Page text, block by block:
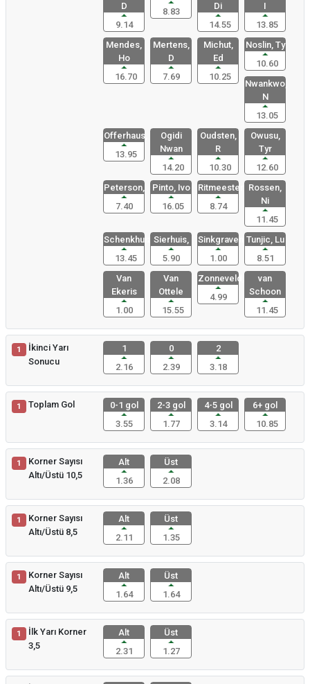
D
9.14
8.83
Di
14.55
I
13.85
Mendes,
Ho
16.70
Mertens,
D
7.69
Michut,
Ed
10.25
Noslin, Ty
10.60
Nwankwo,
N
13.05
Offerhaus,
13.95
Ogidi
Nwan
14.20
Oudsten,
R
10.30
Owusu,
Tyr
12.60
Peterson,
7.40
Pinto, Ivo
16.05
Ritmeester
8.74
Rossen,
Ni
11.45
Schenkhuiz
13.45
Sierhuis,
5.90
Sinkgraven
1.00
Tunjic, Lu
8.51
Van
Ekeris
1.00
Van
Ottele
15.55
Zonneveld,
4.99
van
Schoon
11.45
1
İkinci Yarı
Sonucu
1
2.16
0
2.39
2
3.18
1 Toplam Gol
0-1 gol
3.55
2-3 gol
1.77
4-5 gol
3.14
6+ gol
10.85
1
Korner Sayısı
Altı/Üstü 10,5
Alt
1.36
Üst
2.08
1
Korner Sayısı
Altı/Üstü 8,5
Alt
2.11
Üst
1.35
1
Korner Sayısı
Altı/Üstü 9,5
Alt
1.64
Üst
1.64
1
İlk Yarı Korner
3,5
Alt
2.31
Üst
1.27